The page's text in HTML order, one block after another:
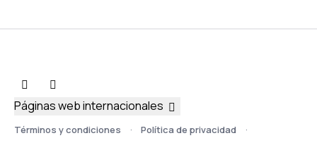
Términos y condiciones Política de privacidad
Páginas web internacionales